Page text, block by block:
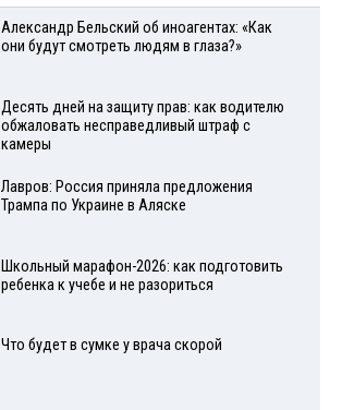
Александр Бельский об иноагентах: «Как
они будут смотреть людям в глаза?»
Десять дней на защиту прав: как водителю
обжаловать несправедливый штраф с
камеры
Лавров: Россия приняла предложения
Трампа по Украине в Аляске
Школьный марафон-2026: как подготовить
ребенка к учебе и не разориться
Что будет в сумке у врача скорой